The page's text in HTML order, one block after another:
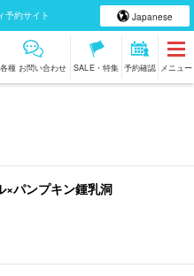
予約サイト Japanese
各種 お問い合わせ SALE・特集 予約確認 メニュー
×パンプキン鍾乳洞